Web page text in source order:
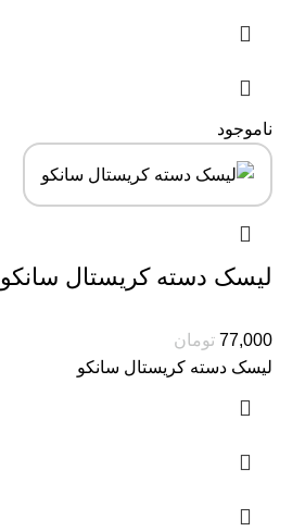
ناموجود
لیسک دسته کریستال سانکو
77,000 تومان
لیسک دسته کریستال سانکو